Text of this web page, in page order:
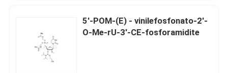
5'-POM-(E) - vinilefosfonato-2'-
O-Me-rU-3'-CE-fosforamidite